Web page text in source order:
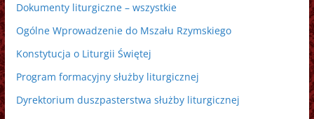
Dokumenty liturgiczne – wszystkie
Ogólne Wprowadzenie do Mszału Rzymskiego
Konstytucja o Liturgii Świętej
Program formacyjny służby liturgicznej
Dyrektorium duszpasterstwa służby liturgicznej